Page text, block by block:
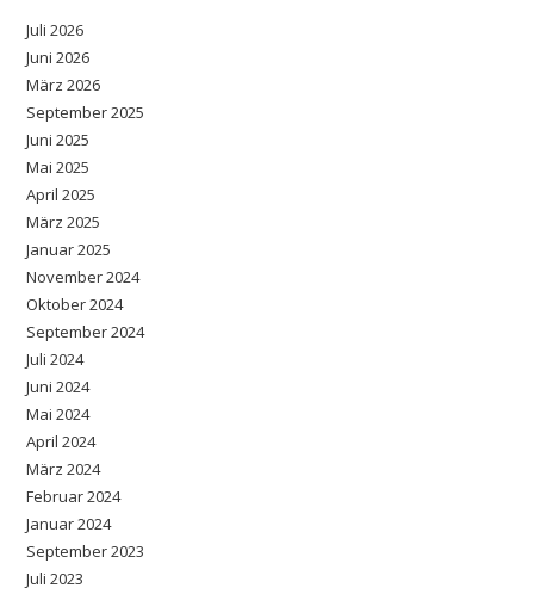
Juli 2026
Juni 2026
März 2026
September 2025
Juni 2025
Mai 2025
April 2025
März 2025
Januar 2025
November 2024
Oktober 2024
September 2024
Juli 2024
Juni 2024
Mai 2024
April 2024
März 2024
Februar 2024
Januar 2024
September 2023
Juli 2023